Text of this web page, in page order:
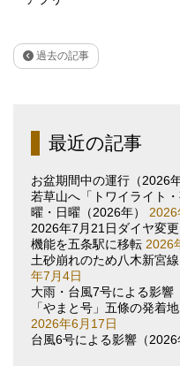
過去の記事
最近の記事
お盆期間中の運行（2026年
若草山へ「トワイライト
曜・日曜（2026年）
2026
2026年7月21日ダイヤ変
機能を五条駅に移転 2026
土砂崩れのため八木新宮
年7月4日
大雨・台風7号による影響
「やまと号」五條の発着
2026年6月17日
台風6号による影響（2026